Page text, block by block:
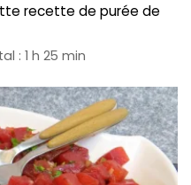
recette de purée de
: 1 h 25 min